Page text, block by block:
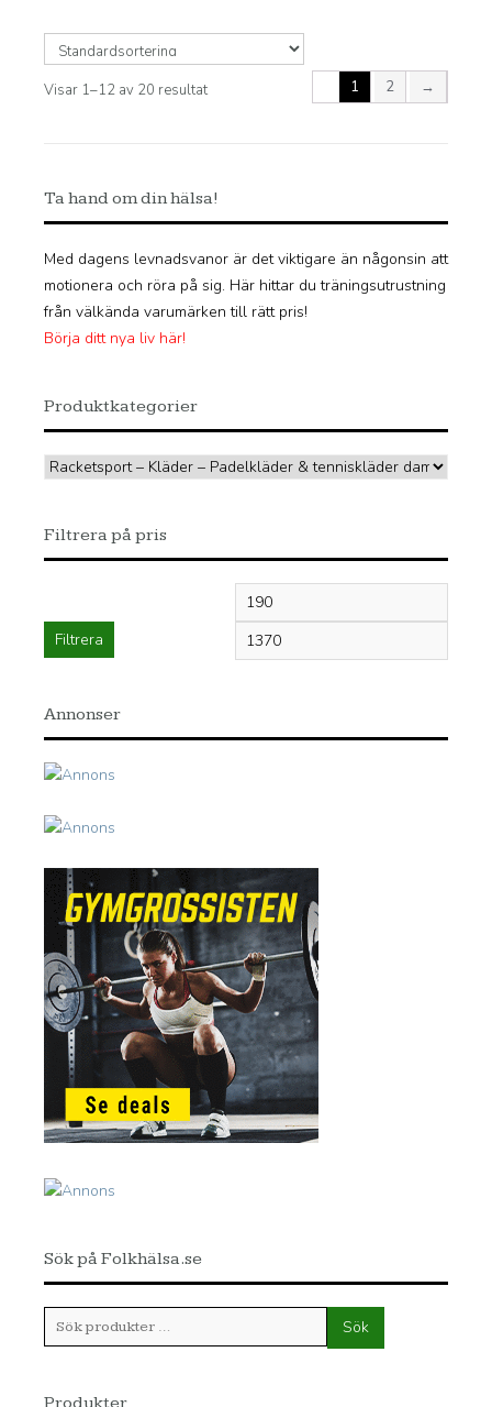
Visar 1–12 av 20 resultat 1 2 →
Ta hand om din hälsa!
Med dagens levnadsvanor är det viktigare än någonsin att
motionera och röra på sig. Här hittar du träningsutrustning
från välkända varumärken till rätt pris!
Börja ditt nya liv här!
Produktkategorier
Filtrera på pris
Min
pris
Filtrera
Annonser
Sök på Folkhälsa.se
Sök
efter:
Sök